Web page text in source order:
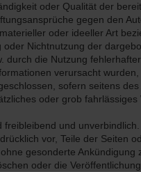
oder Qualität der
gegen den
oder ideeller Art
oder Nichtnutzung der
durch die Nutzung
verursacht wurden,
sofern seitens des
oder grob fahrlässiges
freibleibend und
vor, Teile der Seiten
gesonderte Ankündigung
oder die